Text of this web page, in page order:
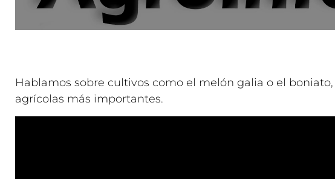
Hablamos sobre cultivos como el melón galia o el
agrícolas más importantes.